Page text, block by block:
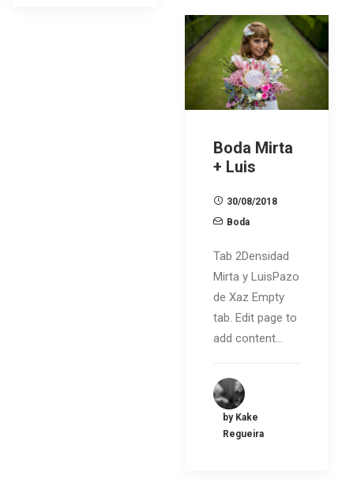
Boda Mirta
+ Luis
30/08/2018
Boda
Tab 2Densidad
Mirta y LuisPazo
de Xaz Empty
tab. Edit page to
add content…
by Kake
Regueira